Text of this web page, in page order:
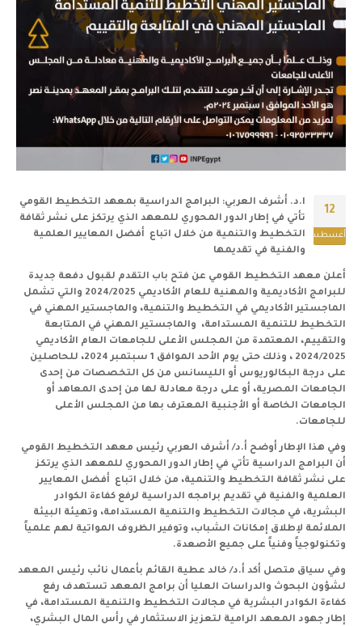
12
أغسطس
ا.د. أشرف العربي: البرامج الدراسية بمعهد التخطيط القومي
تأتي في إطار الدور المحوري للمعهد الذي يرتكز على نشر ثقافة
التخطيط والتنمية من خلال اتباع أفضل المعايير العلمية
والفنية في تقديمها
أعلن معهد التخطيط القومي عن فتح باب التقدم لقبول دفعة جديدة
للبرامج الأكاديمية والمهنية للعام الأكاديمي 2024/2025 والتي تشمل
الماجستير الأكاديمي في التخطيط والتنمية، والماجستير المهني في
التخطيط للتنمية المستدامة، والماجستير المهني في المتابعة
والتقييم، المعتمدة من المجلس الأعلى للجامعات العام الأكاديمي
2024/2025 ، وذلك حتى يوم الأحد الموافق 1 سبتمبر 2024، للحاصلين
على درجة البكالوريوس أو الليسانس من كل التخصصات من إحدى
الجامعات المصرية، أو على درجة معادلة لها من إحدى المعاهد أو
الجامعات الخاصة أو الأجنبية المعترف بها من المجلس الأعلى
للجامعات.
وفي هذا الإطار أوضح أ.د/ أشرف العربي رئيس معهد التخطيط القومي
أن البرامج الدراسية تأتي في إطار الدور المحوري للمعهد الذي يرتكز
على نشر ثقافة التخطيط والتنمية، من خلال اتباع أفضل المعايير
العلمية والفنية في تقديم برامجه الدراسية لرفع كفاءة الكوادر
البشرية، في مجالات التخطيط والتنمية المستدامة، وتهيئة البيئة
الملائمة لإطلاق إمكانات الشباب، وتوفير الظروف المواتية لهم علمياً
وتكنولوجياً وفنياً على جميع الأصعدة.
وفي سياق متصل أكد أ.د/ خالد عطية القائم بأعمال نائب رئيس المعهد
لشؤون البحوث والدراسات العليا أن برامج المعهد تستهدف رفع
كفاءة الكوادر البشرية في مجالات التخطيط والتنمية المستدامة، في
إطار جهود المعهد الرامية لتعزيز الاستثمار في رأس المال البشري،